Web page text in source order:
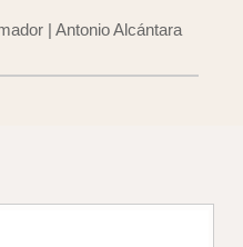
| Antonio Alcántara